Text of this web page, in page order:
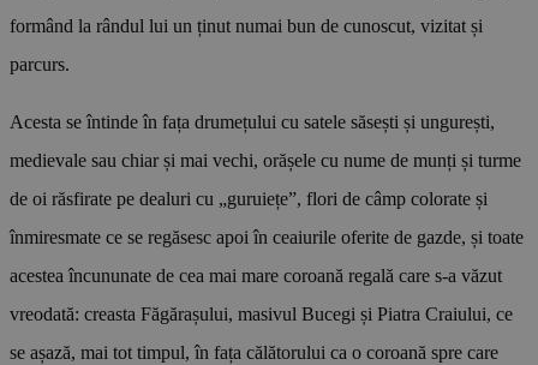
formând la rândul lui un ținut numai bun de cunoscut, vizitat și
parcurs.
Acesta se întinde în fața drumețului cu satele săsești și ungurești,
medievale sau chiar și mai vechi, orășele cu nume de munți și turme
de oi răsfirate pe dealuri cu „guruiețe”, flori de câmp colorate și
înmiresmate ce se regăsesc apoi în ceaiurile oferite de gazde, și toate
acestea încununate de cea mai mare coroană regală care s‑a văzut
vreodată: creasta Făgărașului, masivul Bucegi și Piatra Craiului, ce
se așază, mai tot timpul, în fața călătorului ca o coroană spre care